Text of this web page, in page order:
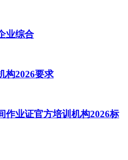
业综合
构2026要求
作业证官方培训机构2026标